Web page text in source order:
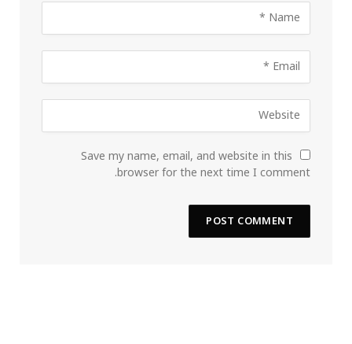
Save my name, email, and website in this
browser for the next time I comment.